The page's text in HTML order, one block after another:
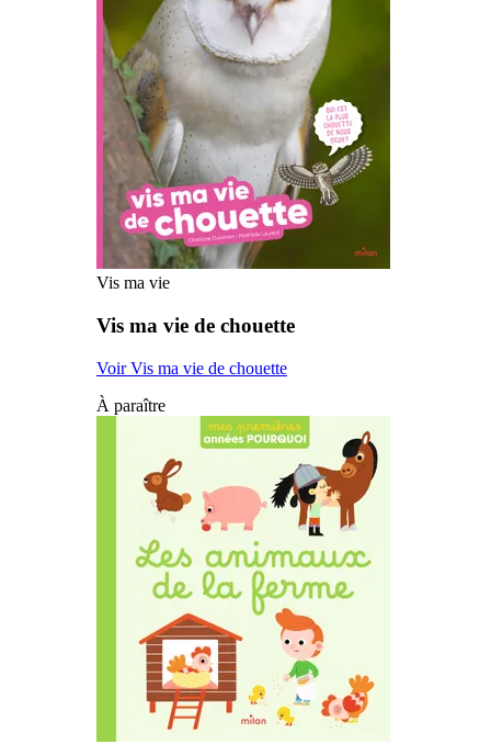
Vis ma vie
Vis ma vie de chouette
Voir Vis ma vie de chouette
À paraître